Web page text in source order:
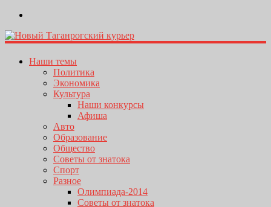
Наши темы
Политика
Экономика
Культура
Наши конкурсы
Афиша
Авто
Образование
Общество
Советы от знатока
Спорт
Разное
Олимпиада-2014
Советы от знатока